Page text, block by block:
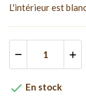
L'intérieur est
 En stock